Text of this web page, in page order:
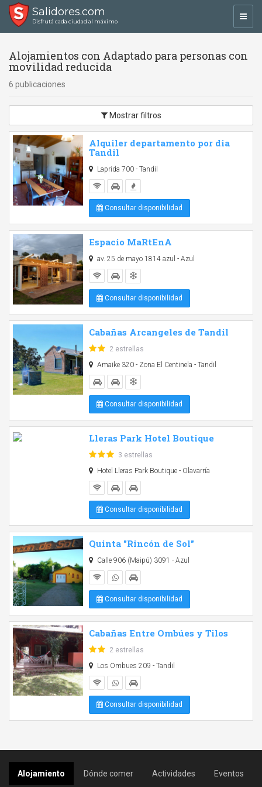
Salidores.com
Disfrutá cada ciudad al máximo
Alojamientos con Adaptado para personas con
movilidad reducida
6 publicaciones
Mostrar filtros
Alquiler departamento por dia
Tandil
Laprida 700 - Tandil
Consultar disponibilidad
Espacio MaRtEnA
av. 25 de mayo 1814 azul - Azul
Consultar disponibilidad
Cabañas Arcangeles de Tandil
2 estrellas
Amaike 320 - Zona El Centinela - Tandil
Consultar disponibilidad
Lleras Park Hotel Boutique
3 estrellas
Hotel Lleras Park Boutique - Olavarría
Consultar disponibilidad
Quinta "Rincón de Sol"
Calle 906 (Maipú) 3091 - Azul
Consultar disponibilidad
Cabañas Entre Ombúes y Tilos
2 estrellas
Los Ombues 209 - Tandil
Consultar disponibilidad
Alojamiento Dónde comer Actividades Eventos